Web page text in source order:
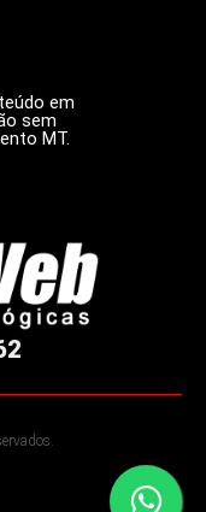
em
sem
MT.